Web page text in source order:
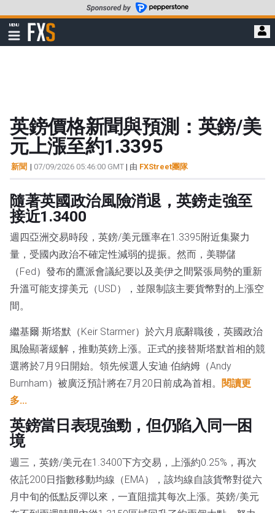
至
要
MENU
顯
示
FXStreet
英鎊價格新聞與預測：英鎊/美
元上漲至約1.3395
新聞 | 07/09/2026 05:46:00 GMT | 由 FXStreet團隊
隨著英國政治風險消退，英鎊走強至
接近1.3400
週四亞洲交易時段，英鎊/美元匯率在1.3395附近集聚力
量，受國內政治不確定性減弱的提振。然而，美聯儲
（Fed）發布的鷹派會議紀要以及美伊之間緊張局勢的重新
升溫可能支撐美元（USD），並限制該主要貨幣對的上漲空
間。
繼基爾·斯塔默（Keir Starmer）於六月底辭職後，英國政治
風險顯著緩解，推動英鎊上漲。正式的接替斯塔默首相的競
選將於7月9日開始。領先候選人安迪·伯納姆（Andy
Burnham）被廣泛預計將在7月20日前成為首相。
閱讀更
多...
英鎊當日表現強勁，但仍陷入同一困
境
週三，英鎊/美元在1.3400下方交易，上漲約0.25%，再次
依託200日指數移動均線（EMA），該均線自該貨幣對從六
月中旬的低點反彈以來，一直阻擋其每次上漲。英鎊/美元